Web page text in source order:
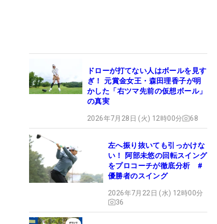
ドローが打てない人はボールを見す
ぎ！ 元賞金女王・森田理香子が明
かした「右ツマ先前の仮想ボール」
の真実
2026年7月28日 (火) 12時00分 68
左へ振り抜いても引っかけな
い！ 阿部未悠の回転スイング
をプロコーチが徹底分析 #
優勝者のスイング
2026年7月22日 (水) 12時00分
36